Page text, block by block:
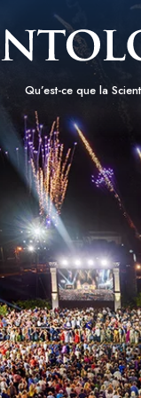
Qu’est-ce que la
Croyances et pratiques
Credos et Codes de
Les scientologues et la
Rencontrez un
À l’intérieur d’une
Les principes de
Scientologie
La Dianétique : Une